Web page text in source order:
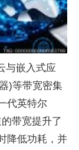
与嵌入式应
)等带宽密集
代英特尔
带宽提升了
降低功耗，并